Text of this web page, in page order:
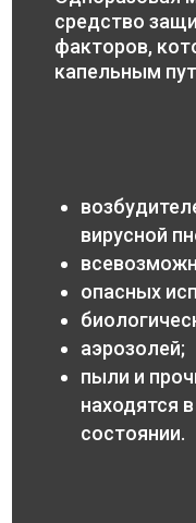
средство
факторов,
капельным
вирусной
опасных
аэрозолей;
пыли и
находятся
состоянии.